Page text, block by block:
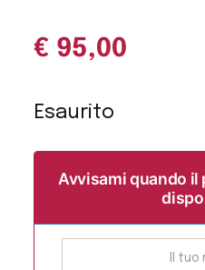
€ 95,00
Esaurito
Avvisami quando